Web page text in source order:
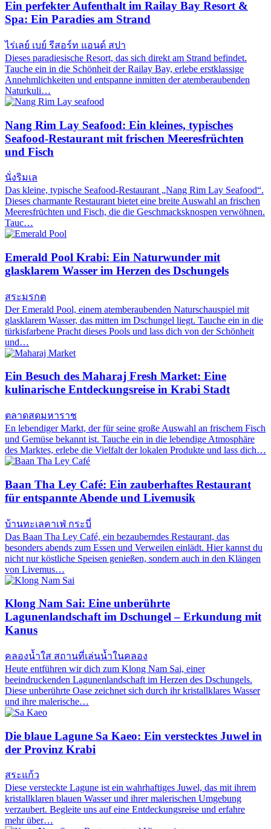
Ein perfekter Aufenthalt im Railay Bay Resort &
Spa: Ein Paradies am Strand
ไร่เลย์ เบย์ รีสอร์ท แอนด์ สปา
Dieses paradiesische Resort, das sich direkt am Strand befindet.
Tauche ein in die Schönheit der Railay Bay, erlebe erstklassige
Annehmlichkeiten und entspanne inmitten der atemberaubenden
Naturkuli…
Nang Rim Lay Seafood: Ein kleines, typisches
Seafood-Restaurant mit frischen Meeresfrüchten
und Fisch
นั่งริมเล
Das kleine, typische Seafood-Restaurant „Nang Rim Lay Seafood“.
Dieses charmante Restaurant bietet eine breite Auswahl an frischen
Meeresfrüchten und Fisch, die die Geschmacksknospen verwöhnen.
Tauc…
Emerald Pool Krabi: Ein Naturwunder mit
glasklarem Wasser im Herzen des Dschungels
สระมรกต
Der Emerald Pool, einem atemberaubenden Naturschauspiel mit
glasklarem Wasser, das mitten im Dschungel liegt. Tauche ein in die
türkisfarbene Pracht dieses Pools und lass dich von der Schönheit
und…
Ein Besuch des Maharaj Fresh Market: Eine
kulinarische Entdeckungsreise in Krabi Stadt
ตลาดสดมหาราช
En lebendiger Markt, der für seine große Auswahl an frischem Fisch
und Gemüse bekannt ist. Tauche ein in die lebendige Atmosphäre
des Marktes, erlebe die Vielfalt der lokalen Produkte und lass dich…
Baan Tha Ley Café: Ein zauberhaftes Restaurant
für entspannte Abende und Livemusik
บ้านทะเลคาเฟ่ กระบี่
Das Baan Tha Ley Café, ein bezauberndes Restaurant, das
besonders abends zum Essen und Verweilen einlädt. Hier kannst du
nicht nur köstliche Speisen genießen, sondern auch in den Klängen
von Livemus…
Klong Nam Sai: Eine unberührte
Lagunenlandschaft im Dschungel – Erkundung mit
Kanus
คลองน้ำใส สถานที่เล่นน้ำในคลอง
Heute entführen wir dich zum Klong Nam Sai, einer
beeindruckenden Lagunenlandschaft im Herzen des Dschungels.
Diese unberührte Oase zeichnet sich durch ihr kristallklares Wasser
und ihre malerische…
Die blaue Lagune Sa Kaeo: Ein verstecktes Juwel in
der Provinz Krabi
สระแก้ว
Diese versteckte Lagune ist ein wahrhaftiges Juwel, das mit ihrem
kristallklaren blauen Wasser und ihrer malerischen Umgebung
verzaubert. Begleite uns auf eine Entdeckungsreise und erfahre
mehr über…